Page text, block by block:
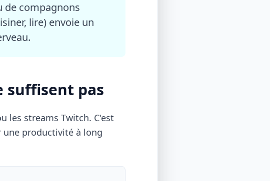
de compagnons
lire) envoie un
suffisent pas
les streams Twitch. C'est
productivité à long